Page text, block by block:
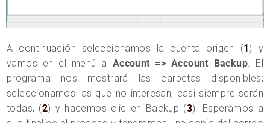
A continuación seleccionamos la cuenta origen (1) y
vamos en el menú a Account => Account Backup. El
programa nos mostrará las carpetas disponibles;
seleccionamos las que no interesan, casi siempre serán
todas, (2) y hacemos clic en Backup (3). Esperamos a